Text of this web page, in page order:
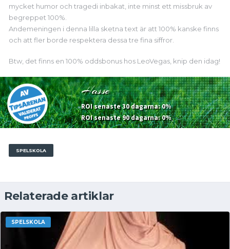
mycket humor och tragedi inbakat, inte minst ett missbruk av
begreppet 100%.
Andemeningen i denna lilla sketna text är att 100% kanske finns
och att fler borde respektera dessa tre fina siffror.
Btw, det finns en 100% oddsbonus hos LeoVegas, knip den idag!
Hasse
ROI senaste 30 dagarna: 0%
ROI senaste 90 dagarna: 0%
SPELSKOLA
Relaterade artiklar
SPELSKOLA